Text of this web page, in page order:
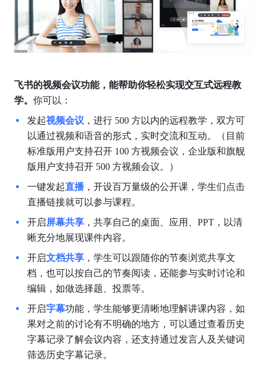
飞书的视频会议功能，能帮助你轻松实现交互式远程教
学。 你可以：
发起视频会议 ，进行 500 方以内的远程教学，双方可
以通过视频和语音的形式，实时交流和互动。（目前
标准版用户支持召开 100 方视频会议，企业版和旗舰
版用户支持召开 500 方视频会议。）
一键发起直播，开设百万量级的公开课，学生们点击
直播链接就可以参与课程。
开启屏幕共享，共享自己的桌面、应用、PPT，以清
晰充分地展现课件内容。
开启文档共享，学生可以跟随你的节奏浏览共享文
档，也可以按自己的节奏阅读，还能参与实时讨论和
编辑，如做选择题、投票等。
开启字幕功能，学生能够更清晰地理解讲课内容，如
果对之前的讨论有不明确的地方，可以通过查看历史
字幕记录了解会议内容，还支持通过发言人及关键词
筛选历史字幕记录。